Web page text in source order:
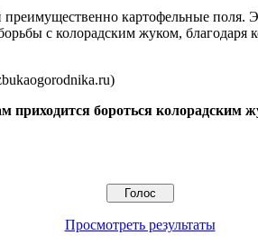
картофельные поля.
с колорадским жуком,
приходится бороться колорадским
Просмотреть результаты